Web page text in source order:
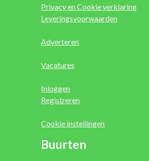
Privacy en Cookie verklaring
Leveringsvoorwaarden
Adverteren
Vacatures
Inloggen
Registreren
Cookie instellingen
Buurten